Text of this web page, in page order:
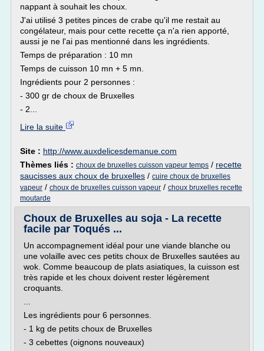
nappant à souhait les choux.
J'ai utilisé 3 petites pinces de crabe qu'il me restait au
congélateur, mais pour cette recette ça n'a rien apporté,
aussi je ne l'ai pas mentionné dans les ingrédients.
Temps de préparation : 10 mn
Temps de cuisson 10 mn + 5 mn.
Ingrédients pour 2 personnes :
- 300 gr de choux de Bruxelles
- 2...
Lire la suite
Site : http://www.auxdelicesdemanue.com
Thèmes liés : choux de bruxelles cuisson vapeur temps / recette
saucisses aux choux de bruxelles / cuire choux de bruxelles
vapeur / choux de bruxelles cuisson vapeur / choux bruxelles recette
moutarde
Choux de Bruxelles au soja - La recette
facile par Toqués ...
Un accompagnement idéal pour une viande blanche ou
une volaille avec ces petits choux de Bruxelles sautées au
wok. Comme beaucoup de plats asiatiques, la cuisson est
très rapide et les choux doivent rester légèrement
croquants.
Les ingrédients pour 6 personnes.
- 1 kg de petits choux de Bruxelles
- 3 cebettes (oignons nouveaux)